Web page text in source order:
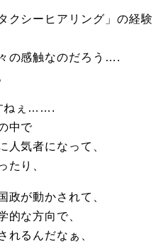
クシーヒアリング」の経験
の感触なのだろう….
ねぇ…….
中で
人気者になって、
たり、
政が動かされて、
的な方向で、
れるんだなぁ、